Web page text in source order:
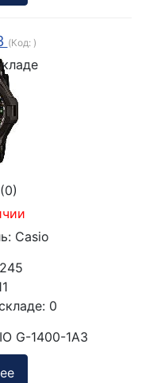
(Код: )
Casio
0
G-1400-1A3